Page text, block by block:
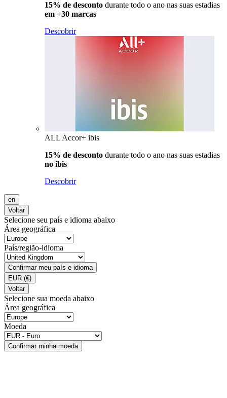
15% de desconto durante todo o ano nas suas estadias
em +30 marcas
Descobrir
ALL Accor+ ibis
15% de desconto durante todo o ano nas suas estadias
no ibis
Descobrir
en
Voltar
Selecione seu país e idioma abaixo
Área geográfica
País/região-idioma
Confirmar meu país e idioma
EUR (€)
Voltar
Selecione sua moeda abaixo
Área geográfica
Moeda
Confirmar minha moeda